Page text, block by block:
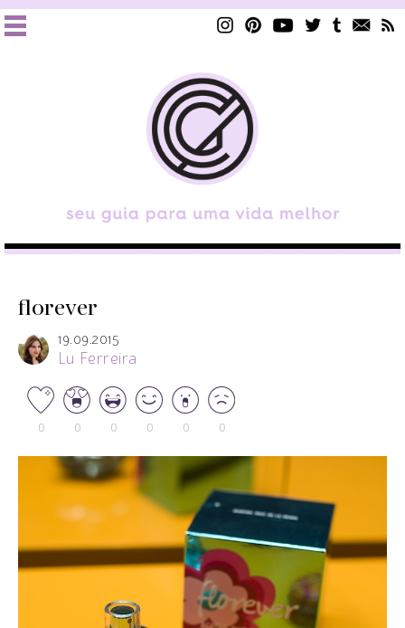
florever
19.09.2015
Lu Ferreira
0 0 0 0 0 0